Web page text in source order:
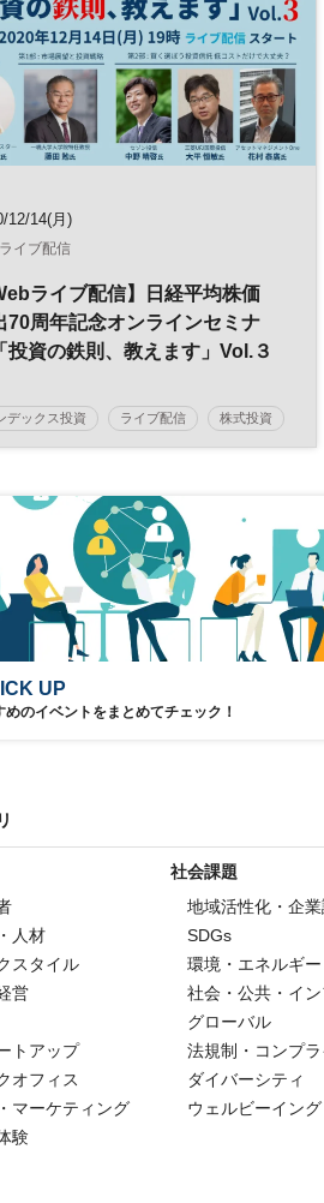
12/14(月)
イブ配信
ライブ配信】日経平均株価
70周年記念オンラインセミナ
投資の鉄則、教えます」Vol.３
デックス投資 ライブ配信 株式投資
無料
UP
めのイベントをまとめてチェック！
人材
スタイル
営
トアップ
オフィス
マーケティング
験
社会課題
地域活性化・企
SDGs
環境・エネルギー
社会・公共・イン
グローバル
法規制・コンプ
ダイバーシティ
ウェルビーイング